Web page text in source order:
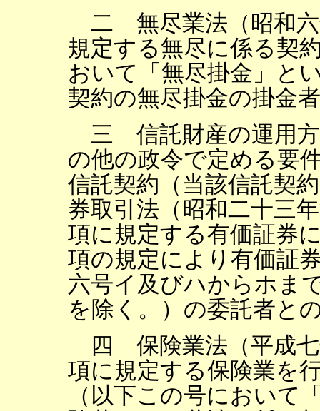
二 無尽業法（昭和六
規定する無尽に係る契
おいて「無尽掛金」と
契約の無尽掛金の掛金
三 信託財産の運用方
の他の政令で定める要
信託契約（当該信託契
券取引法（昭和二十三
項に規定する有価証券
項の規定により有価証
六号イ及びハからホま
を除く。）の委託者と
四 保険業法（平成七
項に規定する保険業を
（以下この号において